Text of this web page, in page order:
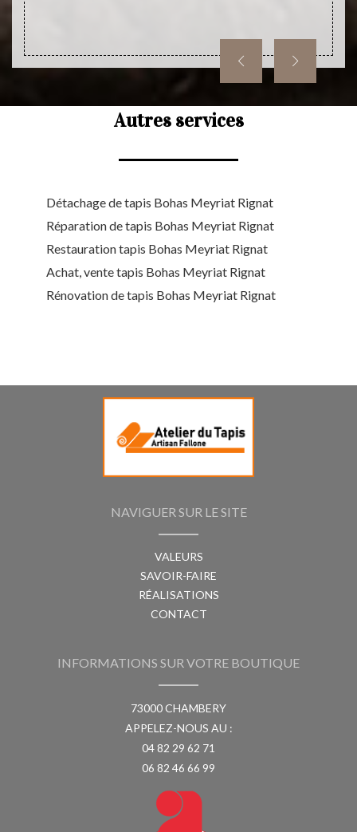
Autres services
Détachage de tapis Bohas Meyriat Rignat
Réparation de tapis Bohas Meyriat Rignat
Restauration tapis Bohas Meyriat Rignat
Achat, vente tapis Bohas Meyriat Rignat
Rénovation de tapis Bohas Meyriat Rignat
NAVIGUER SUR LE SITE
VALEURS
SAVOIR-FAIRE
RÉALISATIONS
CONTACT
INFORMATIONS SUR VOTRE BOUTIQUE
73000 CHAMBERY
APPELEZ-NOUS AU :
04 82 29 62 71
06 82 46 66 99